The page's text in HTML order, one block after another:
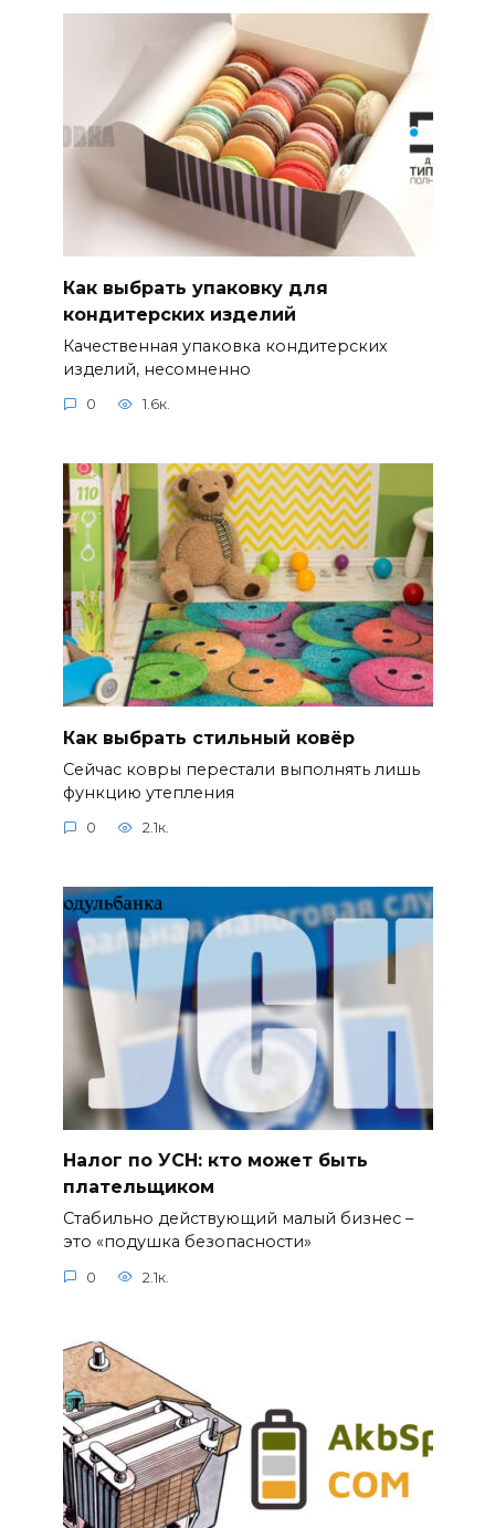
Как выбрать упаковку для
кондитерских изделий
Качественная упаковка кондитерских
изделий, несомненно
0 1.6к.
Как выбрать стильный ковёр
Сейчас ковры перестали выполнять лишь
функцию утепления
0 2.1к.
Налог по УСН: кто может быть
плательщиком
Стабильно действующий малый бизнес –
это «подушка безопасности»
0 2.1к.